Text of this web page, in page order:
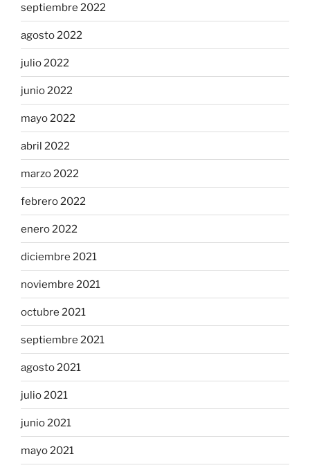
septiembre 2022
agosto 2022
julio 2022
junio 2022
mayo 2022
abril 2022
marzo 2022
febrero 2022
enero 2022
diciembre 2021
noviembre 2021
octubre 2021
septiembre 2021
agosto 2021
julio 2021
junio 2021
mayo 2021